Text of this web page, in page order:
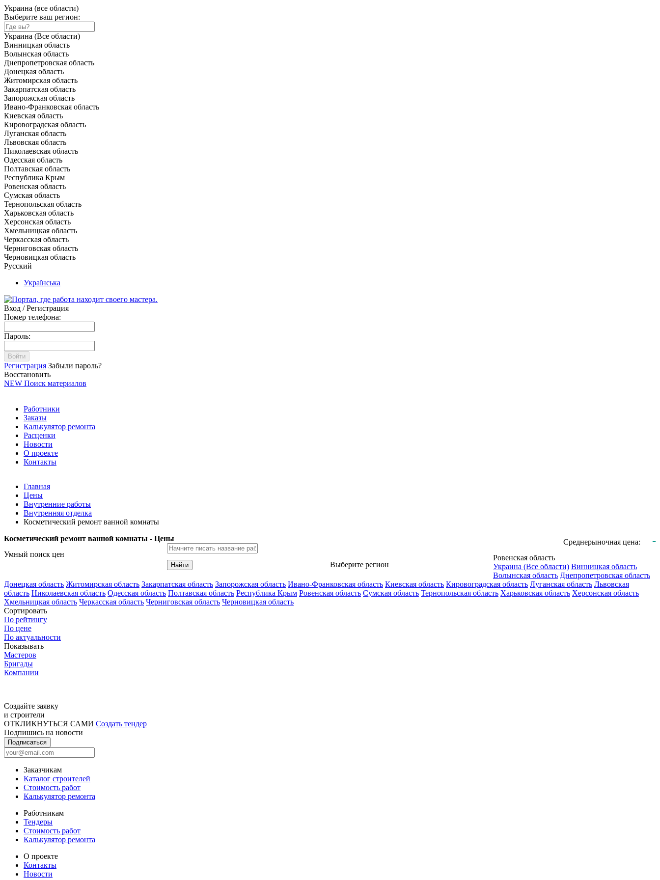
Украина (все области)
Выберите ваш регион:
Украина (Все области)
Винницкая область
Волынская область
Днепропетровская область
Донецкая область
Житомирская область
Закарпатская область
Запорожская область
Ивано-Франковская область
Киевская область
Кировоградская область
Луганская область
Львовская область
Николаевская область
Одесская область
Полтавская область
Республика Крым
Ровенская область
Сумская область
Тернопольская область
Харьковская область
Херсонская область
Хмельницкая область
Черкасская область
Черниговская область
Черновицкая область
Русский
Українська
Вход / Регистрация
Номер телефона:
Пароль:
Войти
Регистрация Забыли пароль?
Восстановить
NEW Поиск материалов
Работники
Заказы
Калькулятор ремонта
Расценки
Новости
О проекте
Контакты
Главная
Цены
Внутренние работы
Внутренняя отделка
Косметический ремонт ванной комнаты
Косметический ремонт ванной комнаты - Цены
Среднерыночная цена: -
Умный поиск цен
Найти Выберите регион
Ровенская область
Украина (Все области) Винницкая область
Волынская область Днепропетровская область
Донецкая область Житомирская область Закарпатская область Запорожская область Ивано-Франковская область Киевская область Кировоградская область Луганская область Львовская
область Николаевская область Одесская область Полтавская область Республика Крым Ровенская область Сумская область Тернопольская область Харьковская область Херсонская область
Хмельницкая область Черкасская область Черниговская область Черновицкая область
Сортировать
По рейтингу
По цене
По актуальности
Показывать
Мастеров
Бригады
Компании
Создайте заявку
и строители
ОТКЛИКНУТЬСЯ САМИ Создать тендер
Подпишись на новости
Подписаться
Заказчикам
Каталог строителей
Стоимость работ
Калькулятор ремонта
Работникам
Тендеры
Стоимость работ
Калькулятор ремонта
О проекте
Контакты
Новости